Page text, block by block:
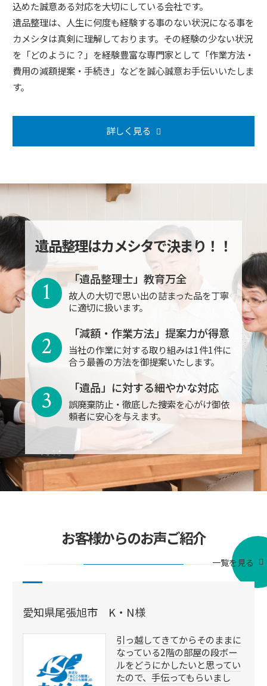
込めた誠意ある対応を大切にしている会社です。
遺品整理は、人生に何度も経験する事のない状況になる事を
カメシタは真剣に理解しております。その経験の少ない状況
を「どのように？」を経験豊富な専門家として「作業方法・
費用の減額提案・手続き」などを誠心誠意お手伝いいたしま
す。
詳しく見る
遺品整理はカメシタで決まり！！
「遺品整理士」教育万全
故人の大切で思い出の詰まった品を丁寧
に適切に扱います。
1
「減額・作業方法」提案力が得意
当社の作業に対する取り組みは1件1件に
合う最善の方法を御提案いたします。
2
「遺品」に対する細やかな対応
誤廃棄防止・徹底した捜索を心がけ御依
頼者に安心を与えます。
3
お客様からのお声ご紹介
一覧を見る
愛知県尾張旭市 K・N様
引っ越してきてからそのままに
なっている2階の部屋の段ボー
ルをどうにかしたいと思ってい
たので、手伝ってもらいまし